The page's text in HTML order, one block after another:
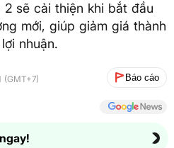
sẽ cải thiện khi bắt đầu
mới, giúp giảm giá thành
nhuận.
(GMT+7) Báo cáo